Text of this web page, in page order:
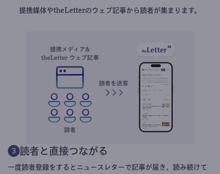
提携媒体やtheLetterのウェブ記事から読者が集まります。
3 読者と直接つながる
一度読者登録をするとニュースレターで記事が届き、読み続けて